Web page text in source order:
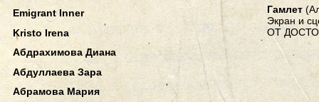
Гамлет
Экран и
ОТ
Emigrant Inner
Kristo Irena
Абдрахимова Диана
Абдуллаева Зара
Абрамова Мария